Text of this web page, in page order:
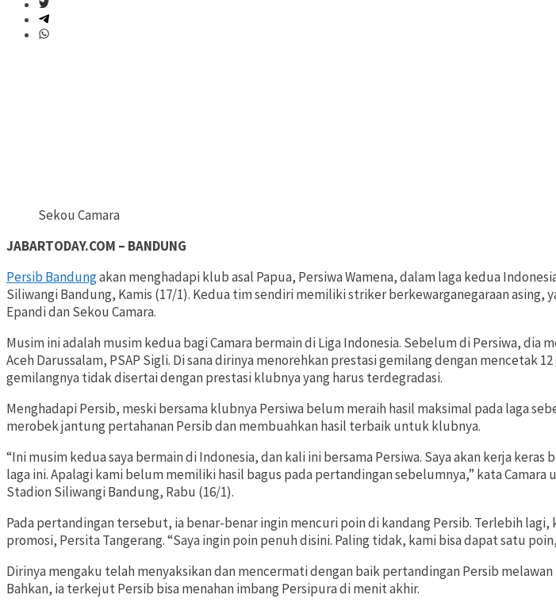
Sekou Camara
JABARTODAY.COM – BANDUNG
Persib Bandungakan menghadapi klub asal Papua, Persiwa Wamena, dalam laga kedua
Siliwangi Bandung, Kamis (17/1). Kedua tim sendiri memiliki striker berkewarganegaraan asing,
Epandi dan Sekou Camara.
Musim ini adalah musim kedua bagi Camara bermain di Liga Indonesia. Sebelum di Persiwa, dia
Aceh Darussalam, PSAP Sigli. Di sana dirinya menorehkan prestasi gemilang dengan mencetak
gemilangnya tidak disertai dengan prestasi klubnya yang harus terdegradasi.
Menghadapi Persib, meski bersama klubnya Persiwa belum meraih hasil maksimal pada laga
merobek jantung pertahanan Persib dan membuahkan hasil terbaik untuk klubnya.
“Ini musim kedua saya bermain di Indonesia, dan kali ini bersama Persiwa. Saya akan kerja
laga ini. Apalagi kami belum memiliki hasil bagus pada pertandingan sebelumnya,” kata Camara
Stadion Siliwangi Bandung, Rabu (16/1).
Pada pertandingan tersebut, ia benar-benar ingin mencuri poin di kandang Persib. Terlebih
promosi, Persita Tangerang. “Saya ingin poin penuh disini. Paling tidak, kami bisa dapat satu
Dirinya mengaku telah menyaksikan dan mencermati dengan baik pertandingan Persib
Bahkan, ia terkejut Persib bisa menahan imbang Persipura di menit akhir.